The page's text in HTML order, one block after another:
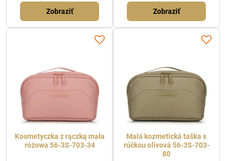
Zobraziť Zobraziť
Kosmetyczka z rączką mała
różowa 56-3S-703-34
Malá kozmetická taška s
rúčkou olivová 56-3S-703-
80